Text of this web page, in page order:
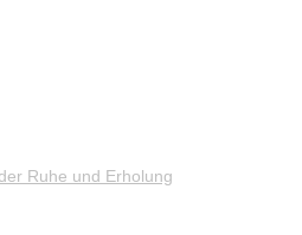
Ruhe und Erholung